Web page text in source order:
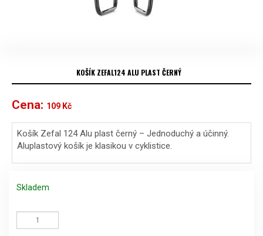
KOŠÍK ZEFAL124 ALU PLAST ČERNÝ
Cena: 109 Kč
Košík Zefal 124 Alu plast černý – Jednoduchý a účinný.
Aluplastový košík je klasikou v cyklistice.
Skladem
Zefal124
Alu